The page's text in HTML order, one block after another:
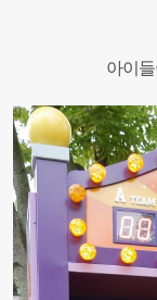
아이